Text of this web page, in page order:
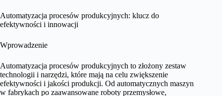
Automatyzacja procesów produkcyjnych: klucz do
efektywności i innowacji
Wprowadzenie
Automatyzacja procesów produkcyjnych to złożony zestaw
technologii i narzędzi, które mają na celu zwiększenie
efektywności i jakości produkcji. Od automatycznych maszyn
w fabrykach po zaawansowane roboty przemysłowe,